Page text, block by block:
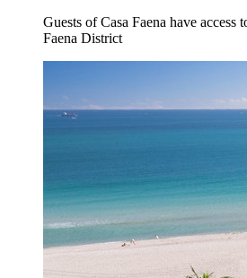
Guests of Casa Faena have access
Faena District